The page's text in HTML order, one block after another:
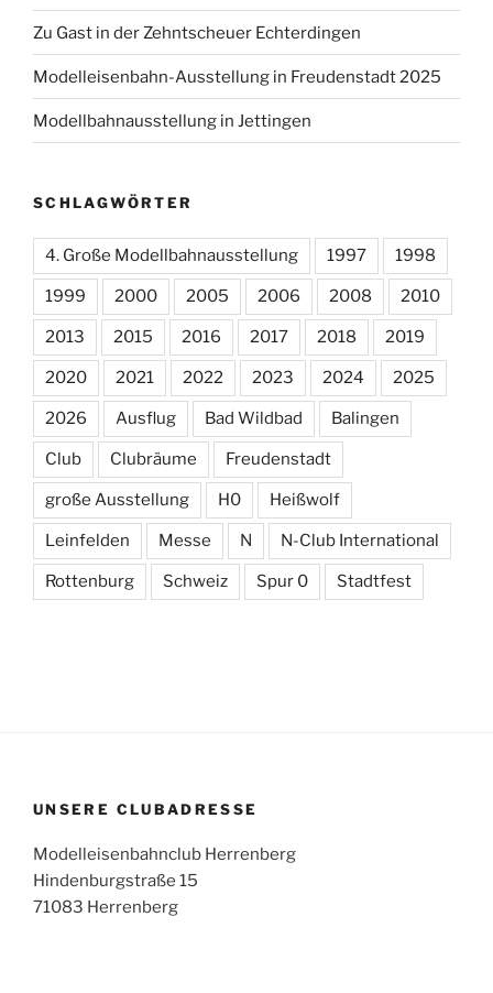
Zu Gast in der Zehntscheuer Echterdingen
Modelleisenbahn-Ausstellung in Freudenstadt 2025
Modellbahnausstellung in Jettingen
SCHLAGWÖRTER
4. Große Modellbahnausstellung 1997 1998
1999 2000 2005 2006 2008 2010
2013 2015 2016 2017 2018 2019
2020 2021 2022 2023 2024 2025
2026 Ausflug Bad Wildbad Balingen
Club Clubräume Freudenstadt
große Ausstellung H0 Heißwolf
Leinfelden Messe N N-Club International
Rottenburg Schweiz Spur 0 Stadtfest
UNSERE CLUBADRESSE
Modelleisenbahnclub Herrenberg
Hindenburgstraße 15
71083 Herrenberg